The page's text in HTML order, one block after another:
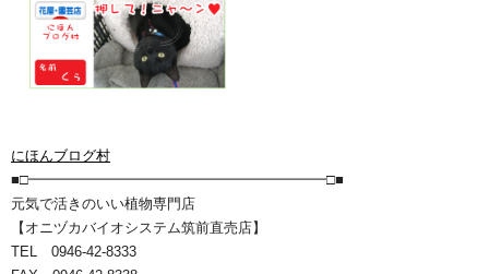
にほんブログ村
■□━━━━━━━━━━━━━━━━━━━━━□■
元気で活きのいい植物専門店
【オニヅカバイオシステム筑前直売店】
TEL 0946-42-8333